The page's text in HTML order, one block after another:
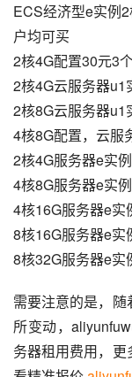
ECS经济型e实例
户均可买
2核4G配置30元3
2核4G云服务器u1
2核8G云服务器u1
4核8G配置，云服
2核4G服务器e实
4核8G服务器e实
4核16G服务器e实
8核16G服务器e实
8核32G服务器e实
需要注意的是，
所变动，
务器租用费用，